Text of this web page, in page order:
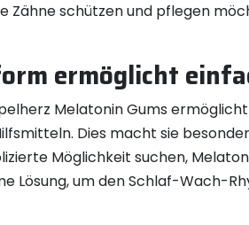
Zähne schützen und pflegen
ermöglicht
Melatonin Gums
Dies macht sie
Möglichkeit suchen,
Lösung, um den Schlaf-Wach-